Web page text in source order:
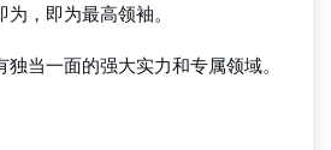
为，即为最高领袖。
独当一面的强大实力和专属领域。